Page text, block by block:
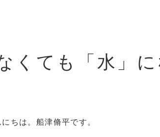
くても「水」
ちは。船津脩平です。